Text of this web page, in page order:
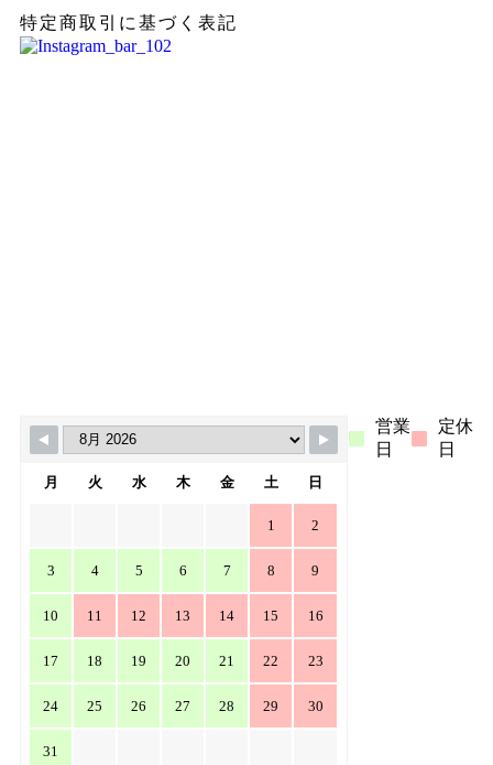
特定商取引に基づく表記
月 火 水 木 金 土 日
1 2
3 4 5 6 7 8 9
10 11 12 13 14 15 16
17 18 19 20 21 22 23
24 25 26 27 28 29 30
31
営業
日
定休
日